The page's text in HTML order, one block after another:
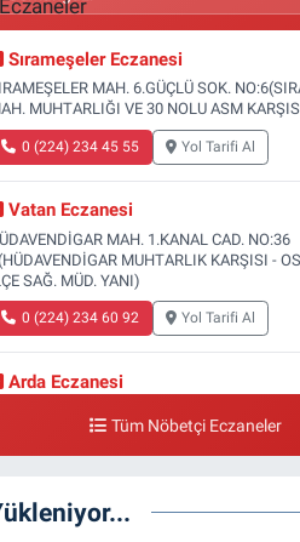
Sırameşeler Eczanesi
MAH. 6.GÜÇLÜ SOK.
MUHTARLIĞI VE 30 NOLU ASM
0 (224) 234 45 55 Yol Tarifi Al
Vatan Eczanesi
MAH. 1.KANAL CAD. NO:36
MUHTARLIK KARŞISI -
SAĞ. MÜD. YANI)
0 (224) 234 60 92 Yol Tarifi Al
Arda Eczanesi
SAĞLIK OCAĞI YANI)
Türsel Eczanesi
Tüm Nöbetçi Eczaneler